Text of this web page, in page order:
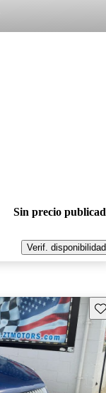
Sin precio
Verif. disponibilidad